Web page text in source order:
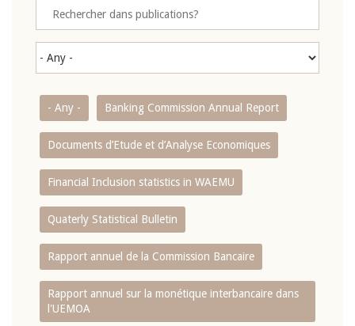
- Any - Banking Commission Annual Report
Documents d’Etude et d’Analyse Economiques
Financial Inclusion statistics in WAEMU
Quaterly Statistical Bulletin
Rapport annuel de la Commission Bancaire
Rapport annuel sur la monétique interbancaire dans
l'UEMOA